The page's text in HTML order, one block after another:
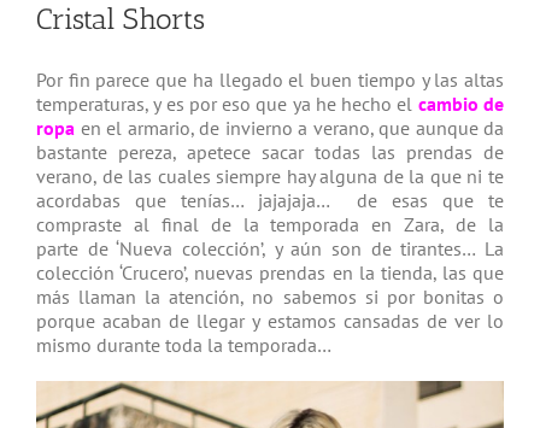
Cristal Shorts
Por fin parece que ha llegado el buen tiempo y las altas
temperaturas, y es por eso que ya he hecho el cambio de
ropa en el armario, de invierno a verano, que aunque da
bastante pereza, apetece sacar todas las prendas de
verano, de las cuales siempre hay alguna de la que ni te
acordabas que tenías… jajajaja… de esas que te
compraste al final de la temporada en Zara, de la
parte de ‘Nueva colección’, y aún son de tirantes… La
colección ‘Crucero’, nuevas prendas en la tienda, las que
más llaman la atención, no sabemos si por bonitas o
porque acaban de llegar y estamos cansadas de ver lo
mismo durante toda la temporada…